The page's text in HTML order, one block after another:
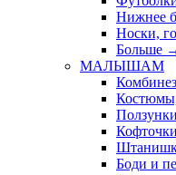
Нижнее
Носки,
Больше
МАЛЫШАМ
Ползунки
Боди и